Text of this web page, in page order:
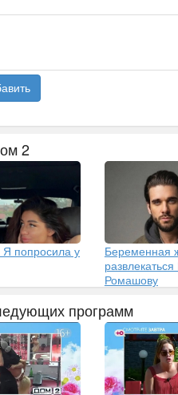
2
Я попросила у
Беременная
Ромашову
программ